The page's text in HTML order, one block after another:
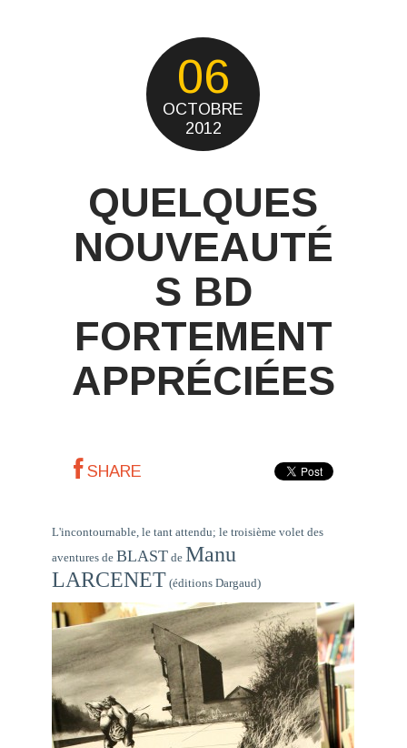
06
OCTOBRE
2012
QUELQUES
NOUVEAUTÉ
S BD
FORTEMENT
APPRÉCIÉES
SHARE
L'incontournable, le tant attendu; le troisième volet des
aventures de BLASTde Manu
LARCENET (éditions Dargaud)